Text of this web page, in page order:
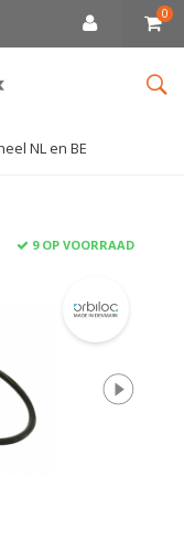
0
NL en BE
9 OP VOORRAAD